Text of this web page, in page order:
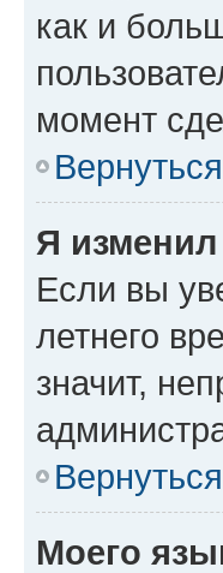
как и
момент
Я
Если вы
летнего
значит,
Моего